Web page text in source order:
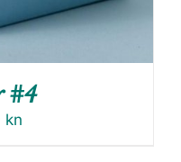
#4
kn